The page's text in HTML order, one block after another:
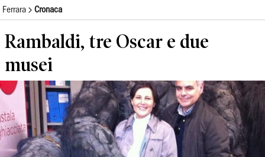
Ferrara Cronaca
Rambaldi, tre Oscar e due
musei